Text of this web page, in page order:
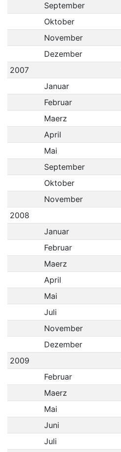
September
Oktober
November
Dezember
2007
Januar
Februar
Maerz
April
Mai
September
Oktober
November
2008
Januar
Februar
Maerz
April
Mai
Juli
November
Dezember
2009
Februar
Maerz
Mai
Juni
Juli